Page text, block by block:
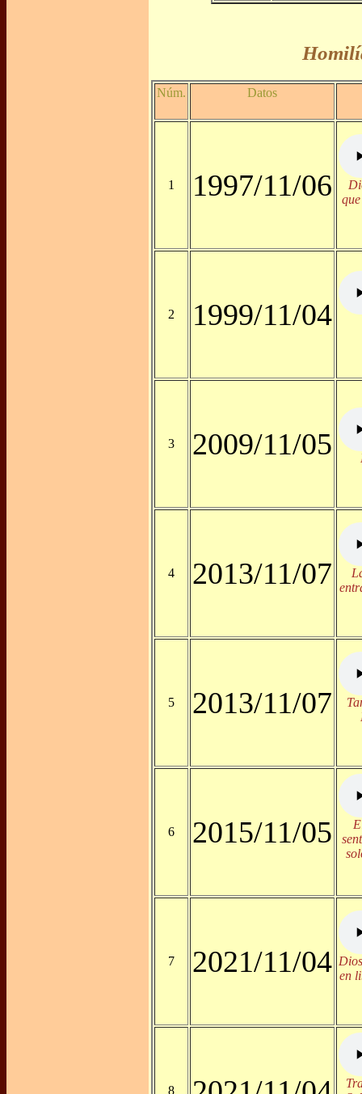
Núm. Datos
1 1997/11/06
2 1999/11/04
3 2009/11/05
4 2013/11/07
5 2013/11/07
6 2015/11/05
7 2021/11/04 en
8